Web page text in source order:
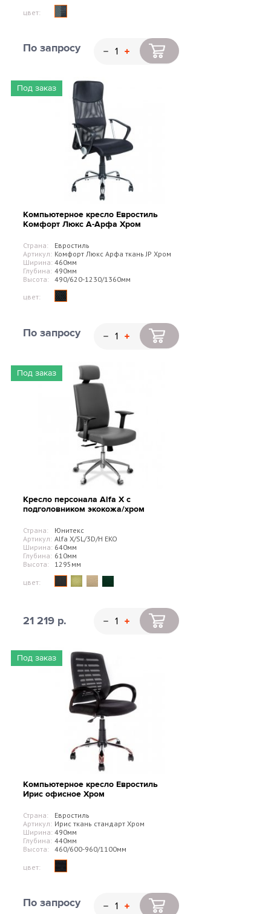
цвет:
По запросу
Под заказ
Компьютерное кресло Евростиль
Комфорт Люкс А-Арфа Хром
Страна:
Евростиль
Артикул: Комфорт Люкс Арфа ткань JP Хром
Ширина: 460мм
Глубина: 490мм
Высота:
490/620-1230/1360мм
цвет:
По запросу
Под заказ
Кресло персонала Alfa X с
подголовником экокожа/хром
Страна:
Юнитекс
Артикул: Alfa X/SL/3D/H EKO
Ширина: 640мм
Глубина: 610мм
Высота:
1295мм
цвет:
21 219 р.
Под заказ
Компьютерное кресло Евростиль
Ирис офисное Хром
Страна:
Евростиль
Артикул: Ирис ткань стандарт Хром
Ширина: 490мм
Глубина: 440мм
Высота:
460/600-960/1100мм
цвет:
По запросу